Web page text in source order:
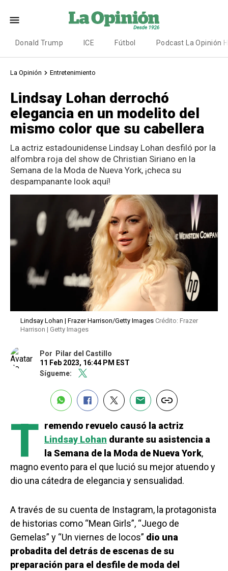
Donald Trump ICE Fútbol Podcast La Opinión
La Opinión Entretenimiento
Lindsay Lohan derrochó
elegancia en un modelito del
mismo color que su cabellera
La actriz estadounidense Lindsay Lohan desfiló por la
alfombra roja del show de Christian Siriano en la
Semana de la Moda de Nueva York, ¡checa su
despampanante look aquí!
Lindsay Lohan | Frazer Harrison/Getty Images Crédito: Frazer
Harrison | Getty Images
Por
Pilar del Castillo
11 Feb 2023, 16:44 PM EST
Sígueme:
T remendo revuelo causó la actriz
Lindsay Lohan durante su asistencia a
la Semana de la Moda de Nueva York,
magno evento para el que lució su mejor atuendo y
dio una cátedra de elegancia y sensualidad.
A través de su cuenta de Instagram, la protagonista
de historias como “Mean Girls”, “Juego de
Gemelas” y “Un viernes de locos” dio una
probadita del detrás de escenas de su
preparación para el desfile de moda del